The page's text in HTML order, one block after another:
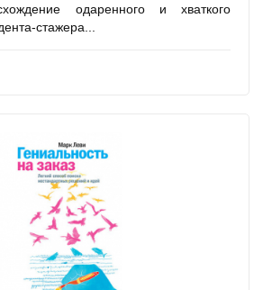
одаренного и хваткого
стажера...